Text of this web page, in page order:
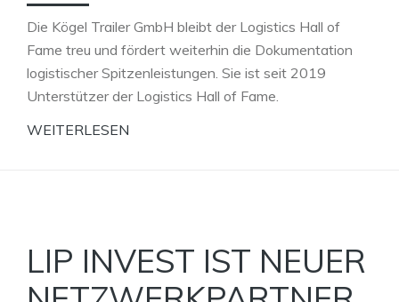
Die Kögel Trailer GmbH bleibt der Logistics Hall of
Fame treu und fördert weiterhin die Dokumentation
logistischer Spitzenleistungen. Sie ist seit 2019
Unterstützer der Logistics Hall of Fame.
WEITERLESEN
LIP INVEST IST NEUER